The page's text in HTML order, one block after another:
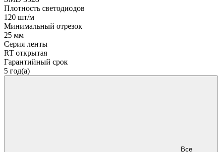
Плотность светодиодов
120 шт/м
Минимальный отрезок
25 мм
Серия ленты
RT открытая
Гарантийный срок
5 год(а)